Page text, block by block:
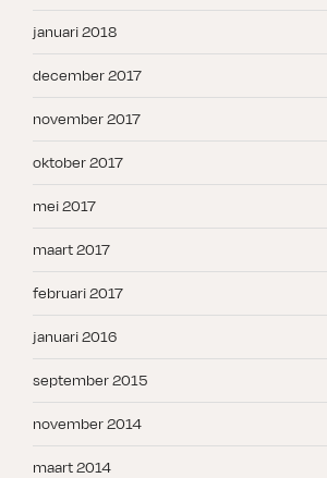
januari 2018
december 2017
november 2017
oktober 2017
mei 2017
maart 2017
februari 2017
januari 2016
september 2015
november 2014
maart 2014